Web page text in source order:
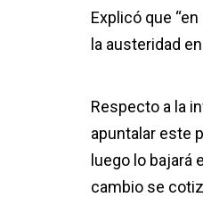
Explicó que
la austeridad
Respecto a la
apuntalar este
luego lo bajará
cambio se